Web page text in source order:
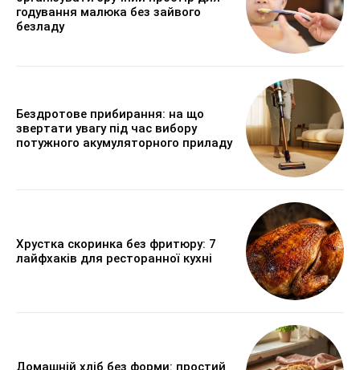
годування малюка без зайвого
безладу
Бездротове прибирання: на що
звертати увагу під час вибору
потужного акумуляторного приладу
Хрустка скоринка без фритюру: 7
лайфхаків для ресторанної кухні
Домашній хліб без форми: простий